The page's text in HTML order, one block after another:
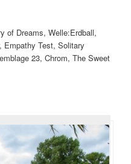
of Dreams, Welle:Erdball,
Empathy Test, Solitary
23, Chrom, The Sweet